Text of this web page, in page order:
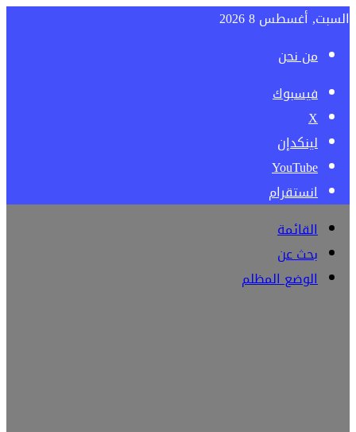
السبت, أغسطس 8 2026
من نحن
فيسبوك
‫X
لينكدإن
‫YouTube
انستقرام
القائمة
بحث عن
الوضع المظلم